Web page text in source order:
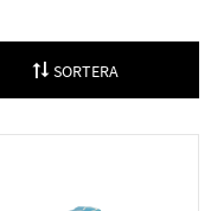
SORTERA